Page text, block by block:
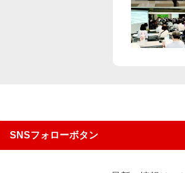
SNSフォローボタン